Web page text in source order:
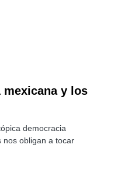
mexicana y los
democracia
nos obligan a tocar